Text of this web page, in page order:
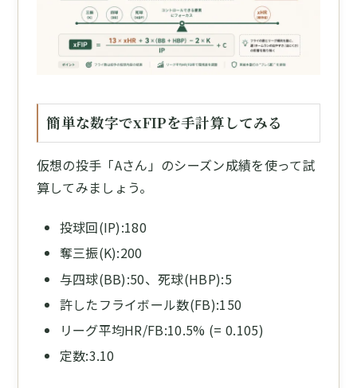
簡単な数字でxFIPを手計算してみる
仮想の投手「Aさん」のシーズン成績を使って試
算してみましょう。
投球回(IP):180
奪三振(K):200
与四球(BB):50、死球(HBP):5
許したフライボール数(FB):150
リーグ平均HR/FB:10.5% (= 0.105)
定数:3.10